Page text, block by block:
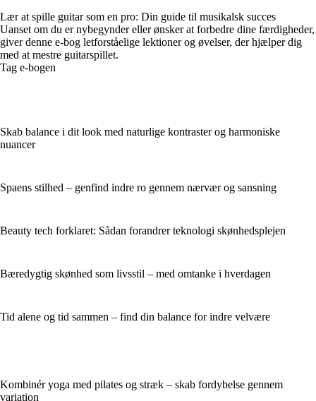
Lær at spille guitar som en pro: Din guide til musikalsk succes
Uanset om du er nybegynder eller ønsker at forbedre dine færdigheder,
giver denne e-bog letforståelige lektioner og øvelser, der hjælper dig
med at mestre guitarspillet.
Tag e-bogen
Skab balance i dit look med naturlige kontraster og harmoniske
nuancer
Spaens stilhed – genfind indre ro gennem nærvær og sansning
Beauty tech forklaret: Sådan forandrer teknologi skønhedsplejen
Bæredygtig skønhed som livsstil – med omtanke i hverdagen
Tid alene og tid sammen – find din balance for indre velvære
Kombinér yoga med pilates og stræk – skab fordybelse gennem
variation